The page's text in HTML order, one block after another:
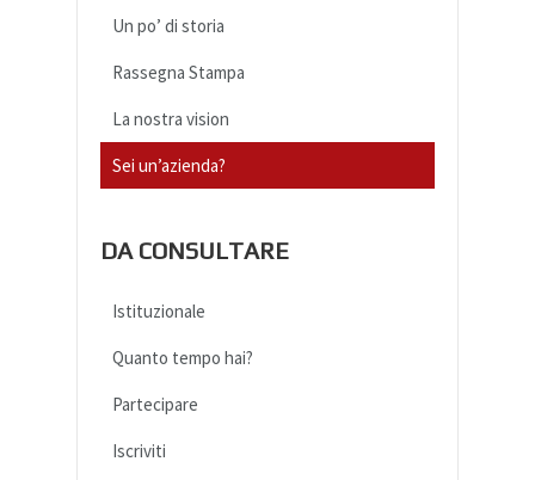
Un po’ di storia
Rassegna Stampa
La nostra vision
Sei un’azienda?
DA CONSULTARE
Istituzionale
Quanto tempo hai?
Partecipare
Iscriviti